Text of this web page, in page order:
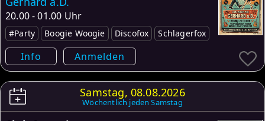
20.00 - 01.00 Uhr
#Party Boogie Woogie Discofox Schlagerfox
Info Anmelden
Samstag, 08.08.2026
Wöchentlich jeden Samstag